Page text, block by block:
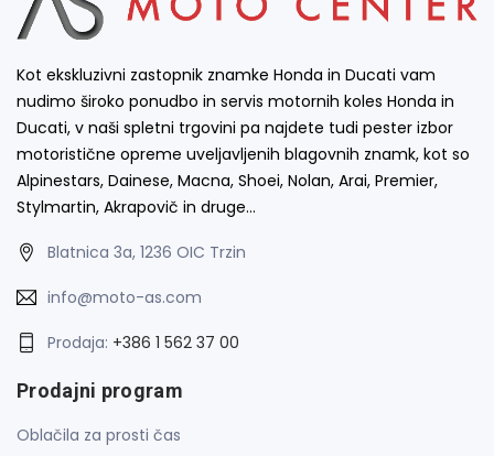
Kot ekskluzivni zastopnik znamke Honda in Ducati vam
nudimo široko ponudbo in servis motornih koles Honda in
Ducati, v naši spletni trgovini pa najdete tudi pester izbor
motoristične opreme uveljavljenih blagovnih znamk, kot so
Alpinestars, Dainese, Macna, Shoei, Nolan, Arai, Premier,
Stylmartin, Akrapovič in druge…
Blatnica 3a, 1236 OIC Trzin
info@moto-as.com
Prodaja: +386 1 562 37 00
Prodajni program
Oblačila za prosti čas